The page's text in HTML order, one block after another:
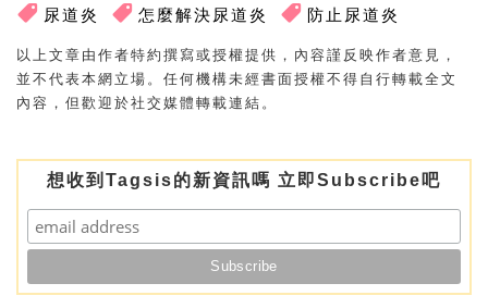
尿道炎 怎麼解決尿道炎 防止尿道炎
以上文章由作者特約撰寫或授權提供，內容謹反映作者意見，
並不代表本網立場。任何機構未經書面授權不得自行轉載全文
內容，但歡迎於社交媒體轉載連結。
想收到Tagsis的新資訊嗎 立即Subscribe吧